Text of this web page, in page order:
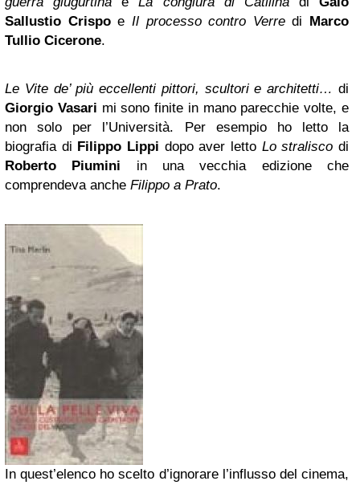
Sallustio Crispoe Il processo contro Verredi Marco
Tullio Cicerone.
Le Vite de’ più eccellenti pittori, scultori e architetti… di
Giorgio Vasari mi sono finite in mano parecchie volte, e
non solo per l’Università. Per esempio ho letto la
biografia di Filippo Lippi dopo aver letto Lo stralisco di
Roberto Piumini in una vecchia edizione che
comprendeva anche Filippo a Prato.
In quest’elenco ho scelto d’ignorare l’influsso del cinema,